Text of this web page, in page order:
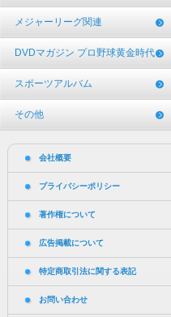
メジャーリーグ関連
DVDマガジン プロ野球黄金時代
スポーツアルバム
その他
会社概要
プライバシーポリシー
著作権について
広告掲載について
特定商取引法に関する表記
お問い合わせ